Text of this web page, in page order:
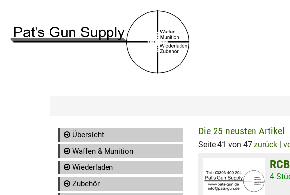
Übersicht
Waffen & Munition
Wiederladen
Zubehör
Die 25 neusten Artikel
Seite 41 von 47 zurück |
4